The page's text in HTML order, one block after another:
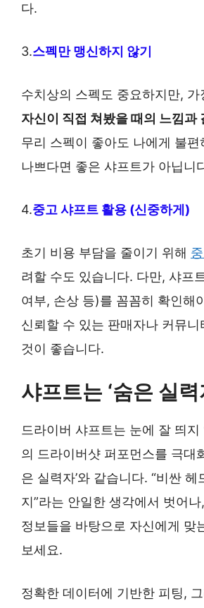
다.
3.스펙만 맹신하지 않기
수치상의 스펙도 중요하지만, 가
자신이 직접 쳐봤을 때의 느낌과
무리 스펙이 좋아도 나에게 불
나쁘다면 좋은 샤프트가 아닙니
4.중고 샤프트 활용 (신중하게)
초기 비용 부담을 줄이기 위해
려할 수도 있습니다. 다만, 샤프
여부, 손상 등)를 꼼꼼히 확인해
신뢰할 수 있는 판매자나 커뮤니
것이 좋습니다.
샤프트는 ‘숨은 실력
드라이버 샤프트는 눈에 잘 띄지
의 드라이버샷 퍼포먼스를 극대
은 실력자’와 같습니다. “비싼 헤
지”라는 안일한 생각에서 벗어
정보들을 바탕으로 자신에게 맞
보세요.
정확한 데이터에 기반한 피팅,